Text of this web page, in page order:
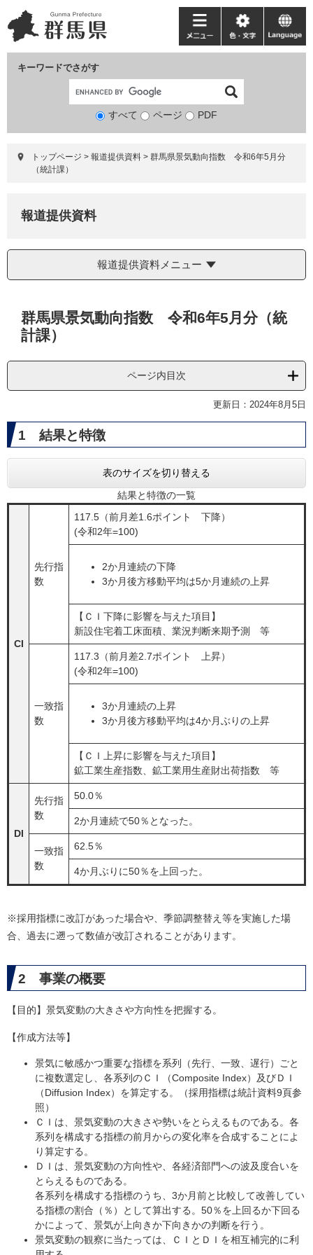
ー
ジ
ニ
ュ
て
キーワードでさがす
検
象
すべて ページ PDF
メ
ニ
ー
色・
文
language
トップページ > 報道提供資料 > 群馬県景気動向指数 令和6年5月分
（統計課）
報道提供資料
報道提供資料メニュー
群馬県景気動向指数 令和6年5月分（統
計課）
ページ内目次
更新日：2024年8月5日
1 結果と特徴
表のサイズを切り替える
結果と特徴の一覧
CI
先行指
数
117.5（前月差1.6ポイント 下降）
(令和2年=100)
2か月連続の下降
​3か月後方移動平均は5か月連続の上昇
【ＣＩ下降に影響を与えた項目】
​新設住宅着工床面積、業況判断来期予測 等
一致指
数
117.3（前月差2.7ポイント 上昇）
(令和2年=100)
3か月連続の上昇
​3か月後方移動平均は4か月ぶりの上昇
【ＣＩ上昇に影響を与えた項目】
​鉱工業生産指数、鉱工業用生産財出荷指数 等
DI
先行指
数
50.0％
2か月連続で50％となった。
一致指
数
62.5％
4か月ぶりに50％を上回った。
※採用指標に改訂があった場合や、季節調整替え等を実施した場
合、過去に遡って数値が改訂されることがあります。
2 事業の概要
【目的】景気変動の大きさや方向性を把握する。
【作成方法等】
景気に敏感かつ重要な指標を系列（先行、一致、遅行）ごと
に複数選定し、各系列のＣＩ（Composite Index）及びＤＩ
（Diffusion Index）を算定する。（採用指標は統計資料9頁参
照）
ＣＩは、景気変動の大きさや勢いをとらえるものである。各
系列を構成する指標の前月からの変化率を合成することによ
り算定する。
ＤＩは、景気変動の方向性や、各経済部門への波及度合いを
とらえるものである。
各系列を構成する指標のうち、3か月前と比較して改善してい
る指標の割合（％）として算出する。50％を上回るか下回る
かによって、景気が上向きか下向きかの判断を行う。
景気変動の観察に当たっては、ＣＩとＤＩを相互補完的に利